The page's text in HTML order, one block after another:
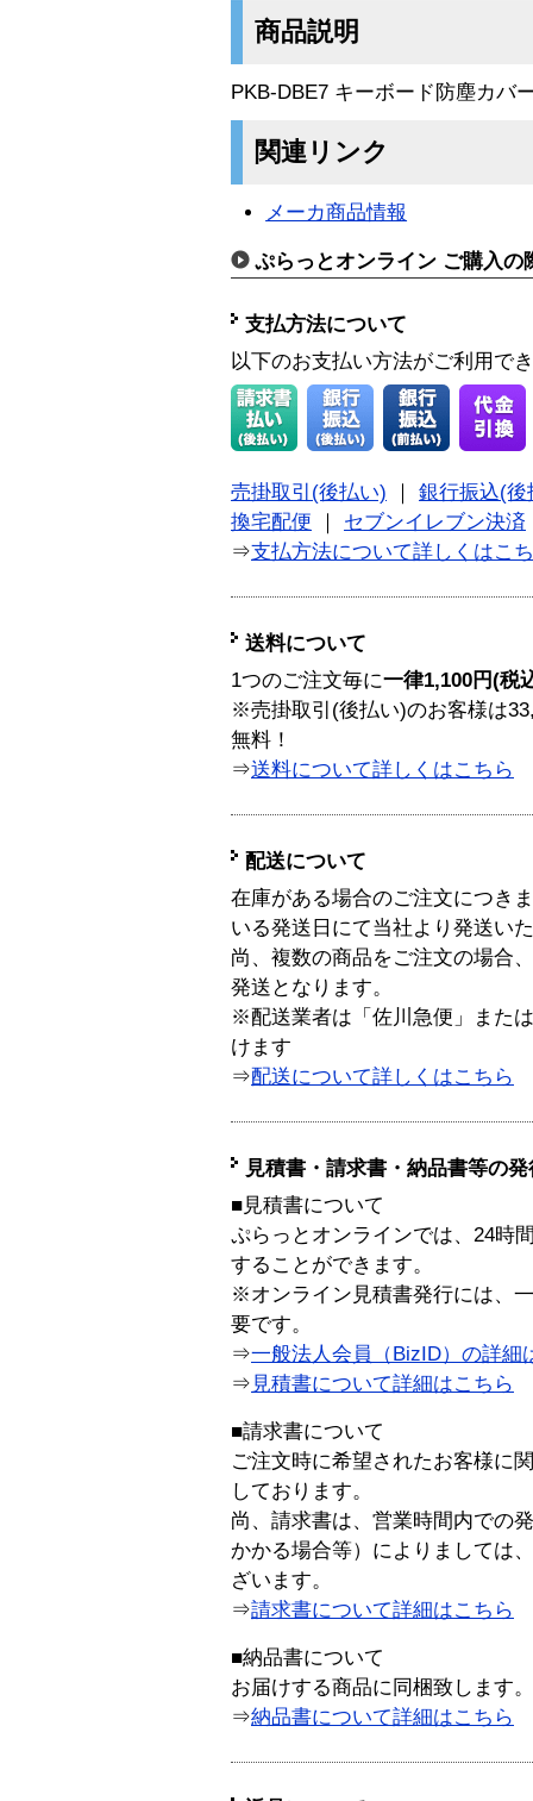
商品説明
PKB-DBE7 キーボード防塵カバ
関連リンク
メーカ商品情報
ぷらっとオンライン ご購入の
支払方法について
以下のお支払い方法がご利用で
売掛取引(後払い)
銀行振込(後
換宅配便
セブンイレブン決済
⇒支払方法について詳しくはこ
送料について
1つのご注文毎に一律1,100円(税
※売掛取引(後払い)のお客様は
無料！
⇒送料について詳しくはこちら
配送について
在庫がある場合のご注文につき
いる発送日にて当社より発送い
尚、複数の商品をご注文の場合
発送となります。
※配送業者は「佐川急便」また
けます
⇒配送について詳しくはこちら
見積書・請求書・納品書等の
■見積書について
ぷらっとオンラインでは、24時
することができます。
※オンライン見積書発行には、
要です。
⇒一般法人会員（BizID）の詳細
⇒ 見積書について詳細はこちら
■請求書について
ご注文時に希望されたお客様に
しております。
尚、請求書は、営業時間内での
かかる場合等）によりましては
ざいます。
⇒請求書について詳細はこちら
■納品書について
お届けする商品に同梱致します。
⇒納品書について詳細はこちら